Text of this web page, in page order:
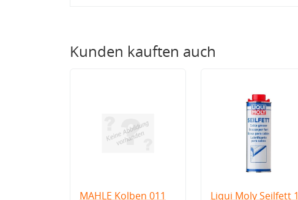
Kunden kauften auch
MAHLE Kolben 011
Liqui Moly Seilfett 1